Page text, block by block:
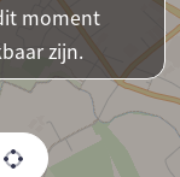
moment
zijn.